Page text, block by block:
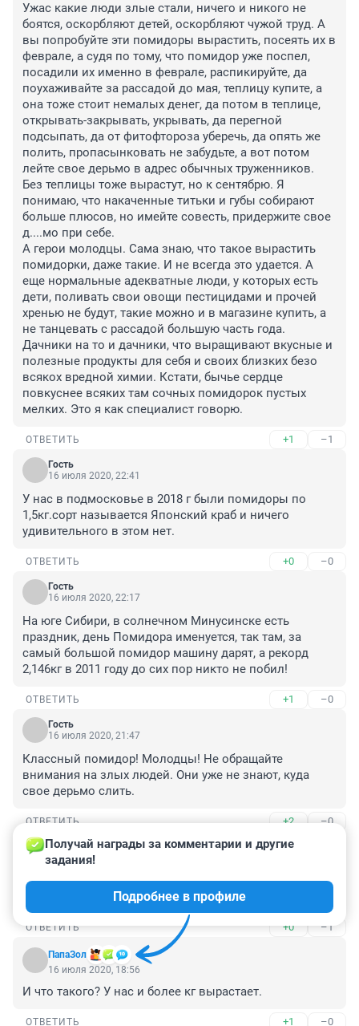
Ужас какие люди злые стали, ничего и никого не
боятся, оскорбляют детей, оскорбляют чужой труд. А
вы попробуйте эти помидоры вырастить, посеять их в
феврале, а судя по тому, что помидор уже поспел,
посадили их именно в феврале, распикируйте, да
поухаживайте за рассадой до мая, теплицу купите, а
она тоже стоит немалых денег, да потом в теплице,
открывать-закрывать, укрывать, да перегной
подсыпать, да от фитофтороза уберечь, да опять же
полить, пропасынковать не забудьте, а вот потом
лейте свое дерьмо в адрес обычных труженников.
Без теплицы тоже вырастут, но к сентябрю. Я
понимаю, что накаченные титьки и губы собирают
больше плюсов, но имейте совесть, придержите свое
д....мо при себе.
А герои молодцы. Сама знаю, что такое вырастить
помидорки, даже такие. И не всегда это удается. А
еще нормальные адекватные люди, у которых есть
дети, поливать свои овощи пестицидами и прочей
хренью не будут, такие можно и в магазине купить, а
не танцевать с рассадой большую часть года.
Дачники на то и дачники, что выращивают вкусные и
полезные продукты для себя и своих близких безо
всякох вредной химии. Кстати, бычье сердце
повкуснее всяких там сочных помидорок пустых
мелких. Это я как специалист говорю.
ОТВЕТИТЬ +1 –1
Гость
16 июля 2020, 22:41
У нас в подмосковье в 2018 г были помидоры по
1,5кг.сорт называется Японский краб и ничего
удивительного в этом нет.
ОТВЕТИТЬ +0 –0
Гость
16 июля 2020, 22:17
На юге Сибири, в солнечном Минусинске есть
праздник, день Помидора именуется, так там, за
самый большой помидор машину дарят, а рекорд
2,146кг в 2011 году до сих пор никто не побил!
ОТВЕТИТЬ +1 –0
Гость
16 июля 2020, 21:47
Классный помидор! Молодцы! Не обращайте
внимания на злых людей. Они уже не знают, куда
свое дерьмо слить.
ОТВЕТИТЬ +2 –0
Гость
16 июля 2020, 19:29
Хотим читать про пожары в Сибири, а не про фигню
всякую низкопробную!
ОТВЕТИТЬ +0 –1
ПапаЗол
Получай награды за комментарии и другие
задания!
Подробнее в профиле
16 июля 2020, 18:56
И что такого? У нас и более кг вырастает.
ОТВЕТИТЬ +1 –0